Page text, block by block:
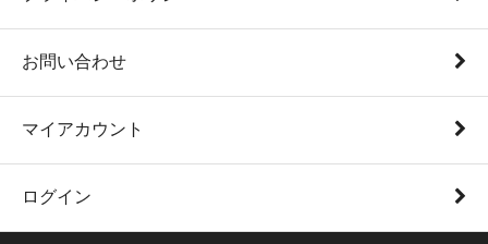
お問い合わせ
マイアカウント
ログイン